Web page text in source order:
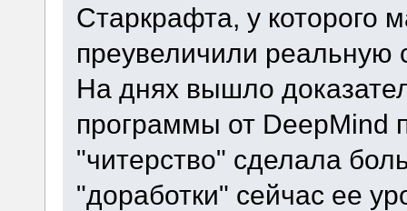
Старкрафта, у которого
преувеличили реальную
На днях вышло
программы от DeepMind
"читерство" сделала
"доработки" сейчас ее